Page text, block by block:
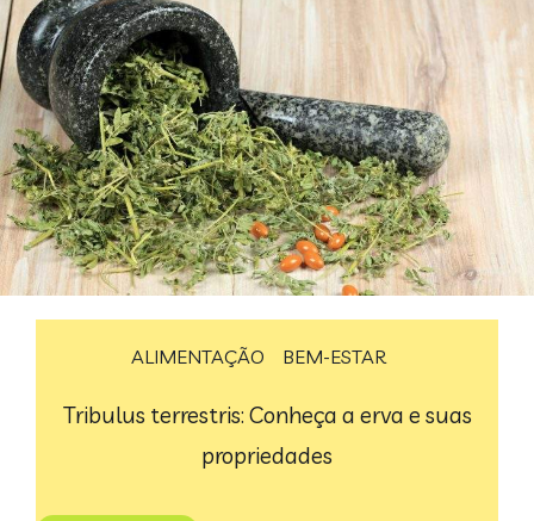
ALIMENTAÇÃO BEM-ESTAR
Tribulus terrestris: Conheça a erva e suas
propriedades